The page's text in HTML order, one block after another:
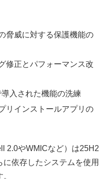
脅威に対する保護機能の
修正とパフォーマンス改
入された機能の洗練
リインストールアプリの
2.0やWMICなど）は25H2
依存したシステムを使用